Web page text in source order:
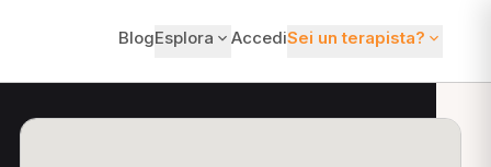
BlogEsplora AccediSei un terapista?